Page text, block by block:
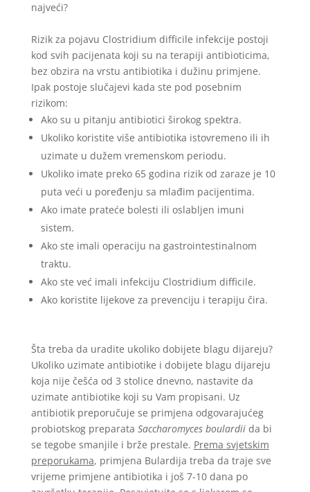
najveći?
Rizik za pojavu Clostridium difficile infekcije postoji
kod svih pacijenata koji su na terapiji antibioticima,
bez obzira na vrstu antibiotika i dužinu primjene.
Ipak postoje slučajevi kada ste pod posebnim
rizikom:
Ako su u pitanju antibiotici širokog spektra.
Ukoliko koristite više antibiotika istovremeno ili ih
uzimate u dužem vremenskom periodu.
Ukoliko imate preko 65 godina rizik od zaraze je 10
puta veći u poređenju sa mlađim pacijentima.
Ako imate prateće bolesti ili oslabljen imuni
sistem.
Ako ste imali operaciju na gastrointestinalnom
traktu.
Ako ste već imali infekciju Clostridium difficile.
Ako koristite lijekove za prevenciju i terapiju čira.
Šta treba da uradite ukoliko dobijete blagu dijareju?
Ukoliko uzimate antibiotike i dobijete blagu dijareju
koja nije češća od 3 stolice dnevno, nastavite da
uzimate antibiotike koji su Vam propisani. Uz
antibiotik preporučuje se primjena odgovarajućeg
probiotskog preparata Saccharomyces boulardiida bi
se tegobe smanjile i brže prestale. Prema svjetskim
preporukama, primjena Bulardija treba da traje sve
vrijeme primjene antibiotika i još 7-10 dana po